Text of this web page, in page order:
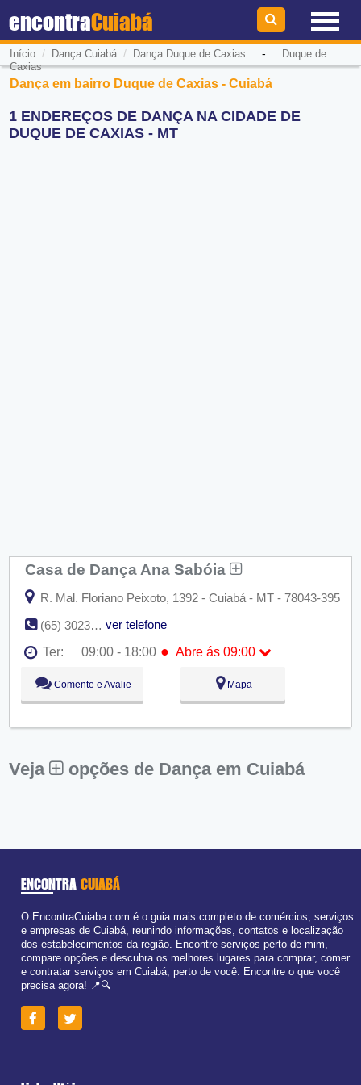
encontraCuiabá
Início / Dança Cuiabá/ Dança Duque de Caxias -
Duque de
Caxias
Dança em bairro Duque de Caxias - Cuiabá
1 ENDEREÇOS DE DANÇA NA CIDADE DE
DUQUE DE CAXIAS - MT
Casa de Dança Ana Sabóia
R. Mal. Floriano Peixoto, 1392 - Cuiabá - MT - 78043-395
(65) 3023-8816
ver telefone
Ter:
09:00 - 18:00 ● Abre ás 09:00
Seg:
Ter:
09:00 - 18:00
Abre ás 09:00
Qua:
09:00 - 18:00
Sex:
09:00 - 18:00
Dom:
Fechado
Comente e Avalie Mapa
Veja opções de Dança em Cuiabá
ENCONTRA CUIABÁ
O EncontraCuiaba.com é o guia mais completo de comércios, serviços
e empresas de Cuiabá, reunindo informações, contatos e localização
dos estabelecimentos da região. Encontre serviços perto de mim,
compare opções e descubra os melhores lugares para comprar, comer
e contratar serviços em Cuiabá, perto de você. Encontre o que você
precisa agora! 📍🔍